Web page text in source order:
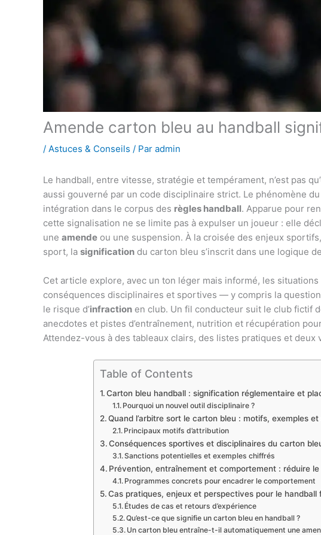
Amende carton bleu au handball
/ Astuces & Conseils / Par admin
Le handball, entre vitesse, stratégie et tempérament, n’est pas
aussi gouverné par un code disciplinaire strict. Le phénomène du
intégration dans le corpus des règles handball. Apparue pour
cette signalisation ne se limite pas à expulser un joueur : elle
une amende ou une suspension. À la croisée des enjeux
sport, la signification du carton bleu s’inscrit dans une logique
Cet article explore, avec un ton léger mais informé, les
conséquences disciplinaires et sportives — y compris la question
le risque d’infraction en club. Un fil conducteur suit le club fictif
anecdotes et pistes d’entraînement, nutrition et récupération
Attendez-vous à des tableaux clairs, des listes pratiques et
Table of Contents
Carton bleu handball : signification réglementaire et
Pourquoi un nouvel outil disciplinaire ?
Quand l’arbitre sort le carton bleu : motifs, exemples
Principaux motifs d’attribution
Conséquences sportives et disciplinaires du carton
Sanctions potentielles et exemples chiffrés
Prévention, entraînement et comportement : réduire
Programmes concrets pour encadrer le comportement
Cas pratiques, enjeux et perspectives pour le handball
Études de cas et retours d’expérience
Qu’est-ce que signifie un carton bleu en handball ?
Un carton bleu entraîne-t-il automatiquement une